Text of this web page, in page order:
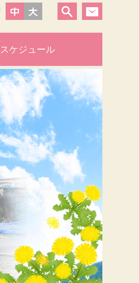
スケジュール